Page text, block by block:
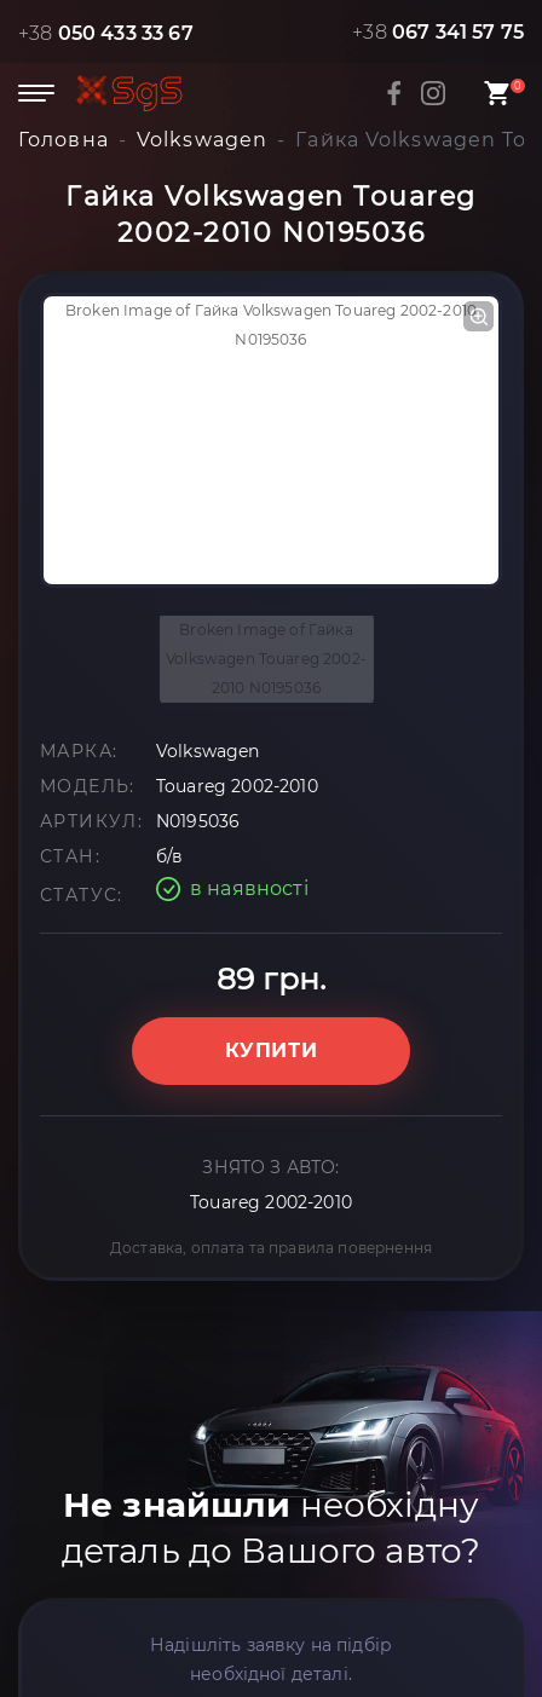
+38 050 433 33 67 +38 067 341 57 75
0
Головна Volkswagen Гайка Volkswagen
Гайка Volkswagen Touareg
2002-2010 N0195036
МАРКА:
Volkswagen
МОДЕЛЬ:
Touareg 2002-2010
АРТИКУЛ:
N0195036
СТАН:
б/в
СТАТУС:
в наявності
89 грн.
КУПИТИ
ЗНЯТО З АВТО:
Touareg 2002-2010
Доставка, оплата та правила повернення
Не знайшлинеобхідну
деталь до Вашого авто?
Надішліть заявку на підбір
необхідної деталі.